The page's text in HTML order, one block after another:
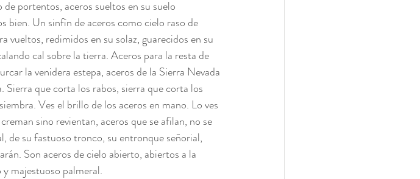
portentos, aceros sueltos en su suelo
bien. Un sinfín de aceros como cielo raso de
vueltos, redimidos en su solaz, guarecidos en su
cal sobre la tierra. Aceros para la resta de
la venidera estepa, aceros de la Sierra Nevada
Sierra que corta los rabos, sierra que corta los
Ves el brillo de los aceros en mano. Lo ves
sino revientan, aceros que se afilan, no se
de su fastuoso tronco, su entronque señorial,
Son aceros de cielo abierto, abiertos a la
majestuoso palmeral.